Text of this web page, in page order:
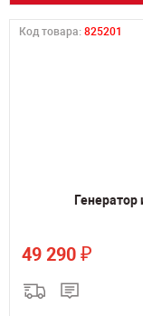
Код товара: 825201
Генератор
49 290 ₽